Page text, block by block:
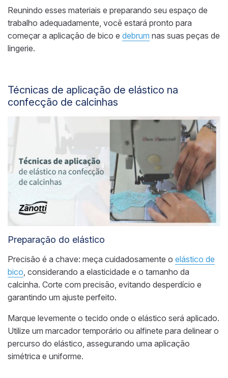
Reunindo esses materiais e preparando seu espaço de
trabalho adequadamente, você estará pronto para
começar a aplicação de bico e debrum nas suas peças de
lingerie.
Técnicas de aplicação de elástico na
confecção de calcinhas
Preparação do elástico
Precisão é a chave: meça cuidadosamente o elástico de
bico, considerando a elasticidade e o tamanho da
calcinha. Corte com precisão, evitando desperdício e
garantindo um ajuste perfeito.
Marque levemente o tecido onde o elástico será aplicado.
Utilize um marcador temporário ou alfinete para delinear o
percurso do elástico, assegurando uma aplicação
simétrica e uniforme.